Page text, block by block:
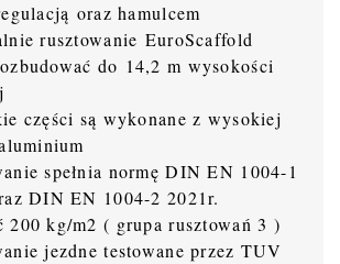
oraz hamulcem
rusztowanie EuroScaffold
do 14,2 m wysokości
części są wykonane z wysokiej
spełnia normę DIN EN 1004-1
DIN EN 1004-2 2021r.
200 kg/m2 ( grupa rusztowań 3 )
jezdne testowane przez TUV